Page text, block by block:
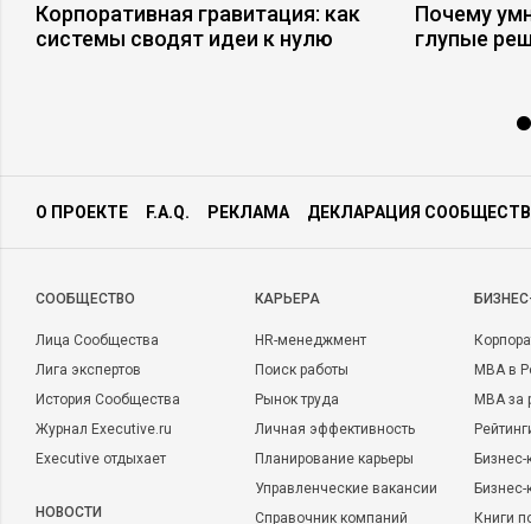
Корпоративная гравитация: как
системы сводят идеи к нулю
Почему
глупые
О ПРОЕКТЕ F.A.Q. РЕКЛАМА ДЕКЛАРАЦИЯ
CООБЩЕСТВО
Лица Сообщества
Лига экспертов
История Сообщества
Журнал Executive.ru
Executive отдыхает
НОВОСТИ
КАРЬЕРА
HR-менеджмент
Поиск работы
Рынок труда
Личная эффективность
Планирование карьеры
Управленческие вакансии
Справочник компаний
MBA в
MBA
Бизнес-
Книги